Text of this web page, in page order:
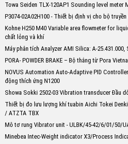
Towa Seiden TLX-120AP1 Sounding level meter
P3074-02A02H100 - Thiết bị định vị cho bộ
Kohne H250 M40 Variable area flowmeter for
chất lỏng và khí
Máy phân tích Analyzer AMI Silica: A-25.431.000,
PORA- POWDER BRAKE – Bộ thắng từ Pora
NOVUS Automation Auto-Adaptive PID
động thích ứng N1200
Showa Sokki 2502-03 Vibration transducer Đầu
Thiết bị đo lưu lượng khí tuabin Aichi Tokei
/ ATZTA TBX
Mô tơ rung Vibrator unit - ULBK/45-42/6/01/50/
Minebea Intec-Weight indicator X3/Process